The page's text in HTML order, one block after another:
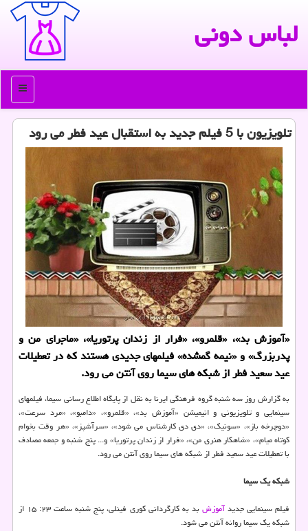
لباس دونی
منو
تلویزیون با 5 فیلم جدید به استقبال عید فطر می رود
«آموزش بد»، «قلمرو»، «فرار از زندان پرتوریا»، «ماجرای من و
پدربزرگ» و «نیمه گمشده» فیلمهای جدیدی هستند که در تعطیلات
عید سعید فطر از شبکه های سیما روی آنتن می رود.
به گزارش روز سه شنبه گروه فرهنگی ایرنا به نقل از پایگاه اطلاع رسانی سیما، فیلمهای
سینمایی و تلویزیونی و انیمیشن «آموزش بد»، «قلمرو»، «دامبو»، «مرد سرعت»،
«دوچرخه باز»، «سونیک»، «دی دی کارشناس می شود»، «سرآشپز»، «هر وقت بخوام
کوتاه میام»، «شاهکار هنری من»، «فرار از زندان پرتوریا» و... پنج شنبه و جمعه مصادف
با تعطیلات عید سعید فطر از شبکه های سیما روی آنتن می رود.
شبکه یک سیما
فیلم سینمایی جدیدآموزش
بد به کارگردانی کوری فینلی، پنج شنبه ساعت ۲۳: ۱۵ از
شبکه یک سیما روانه آنتن می شود.